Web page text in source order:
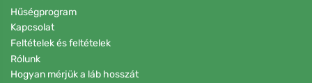
Hűségprogram
Kapcsolat
Feltételek és feltételek
Rólunk
Hogyan mérjük a láb hosszát